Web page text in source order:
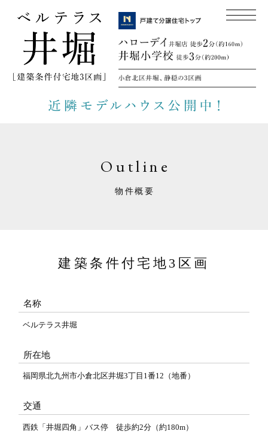
Outline
物件概要
建築条件付宅地3区画
名称
ベルテラス井堀
所在地
福岡県北九州市小倉北区井堀3丁目1番12（地番）
交通
西鉄「井堀四角」バス停 徒歩約2分（約180m）